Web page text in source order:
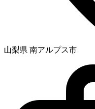
山梨県 南アルプス市